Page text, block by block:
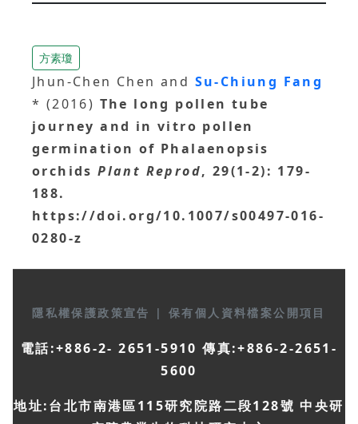
方素瓊
Jhun-Chen Chen and Su-Chiung Fang
* (2016) The long pollen tube
journey and in vitro pollen
germination of Phalaenopsis
orchids Plant Reprod, 29(1-2): 179-
188.
https://doi.org/10.1007/s00497-016-
0280-z
隱私權保護政策宣告 | 保有個人資料檔案公開項目
電話:+886-2- 2651-5910 傳真:+886-2-2651-
5600
地址:台北市南港區115研究院路二段128號 中央研